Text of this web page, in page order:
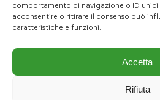
comportamento di navigazione o ID unici
acconsentire o ritirare il consenso può
caratteristiche e funzioni.
Accetta
Rifiuta
pd@consiglio.regione.lombardia.it
Pagine Facebook Gruppo Consiliare PD LombardiaPagina Messenger Gruppo Consiliare PD LombardiaPagina Instagram Gruppo PD LombardiaPagina Youtube Gruppo PD